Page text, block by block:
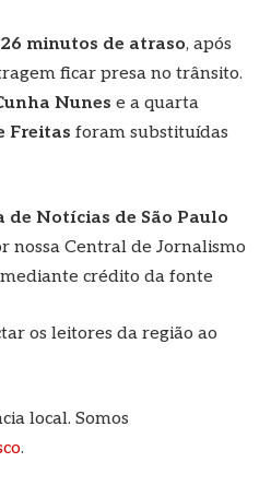
26 minutos de atraso, após
ficar presa no trânsito.
Nunes e a quarta
Freitas foram substituídas
de Notícias de São Paulo
nossa Central de Jornalismo
crédito da fonte
os leitores da região ao
local. Somos
.